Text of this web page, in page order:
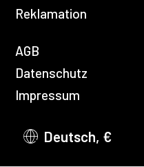
Reklamation
AGB
Datenschutz
Impressum
Deutsch, €